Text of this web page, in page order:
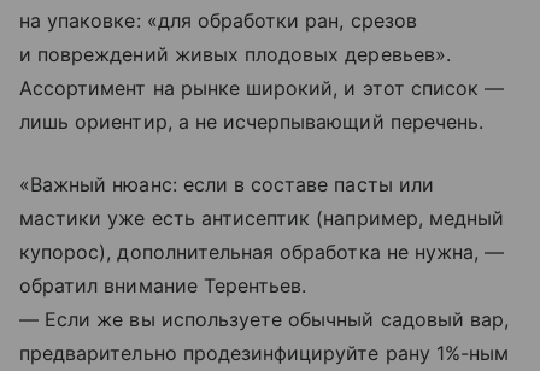
на упаковке: «для обработки ран, срезов
и повреждений живых плодовых деревьев».
Ассортимент на рынке широкий, и этот список —
лишь ориентир, а не исчерпывающий перечень.
«Важный нюанс: если в составе пасты или
мастики уже есть антисептик (например, медный
купорос), дополнительная обработка не нужна, —
обратил внимание Терентьев.
— Если же вы используете обычный садовый вар,
предварительно продезинфицируйте рану 1%-ным